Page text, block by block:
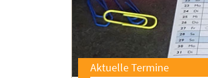
Aktuelle Termine